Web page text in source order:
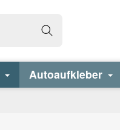
Autoaufkleber